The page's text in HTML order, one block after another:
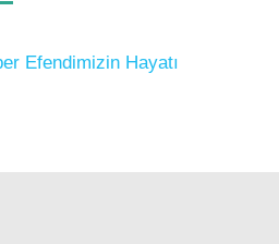
Efendimizin Hayatı